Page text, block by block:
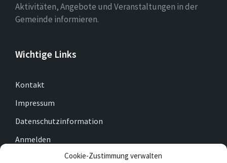
Cookie-Zustimmung verwalten
Aktivitäten, Angebote und Veranstaltungen in der
Gemeinde informieren.
Wichtige Links
Kontakt
Impressum
Datenschutzinformation
Anmelden
Cookie-Richtlinie (EU)